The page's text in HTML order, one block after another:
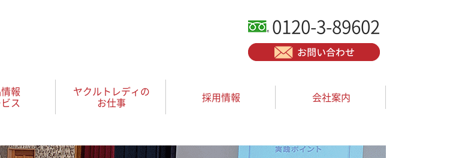
0120-3-89602
報
ス
ヤクルトレディの
お仕事 採用情報 会社案内